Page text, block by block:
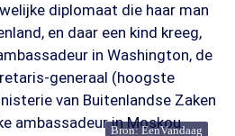
diplomaat die haar man
en daar een kind kreeg,
in Washington, de
generaal (hoogste
van Buitenlandse Zaken
ambassadeur in Moskou.
Bron: EenVandaag